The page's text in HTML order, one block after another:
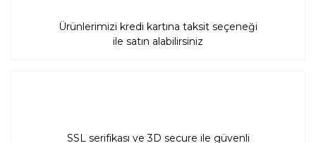
Ürünlerimizi kredi kartına taksit seçeneği
ile satın alabilirsiniz
SSL serifikası ve 3D secure ile güvenli